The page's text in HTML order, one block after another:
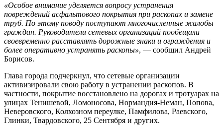
«Особое внимание уделяется вопросу устранения
повреждений асфальтового покрытия при раскопах и замене
труб. По этому поводу поступают многочисленные жалобы
граждан. Руководители сетевых организаций пообещали
своевременно расставлять дорожные знаки и ограждения и
более оперативно устранять раскопы», — сообщил Андрей
Борисов.
Глава города подчеркнул, что сетевые организации
активизировали свою работу в устранении раскопов. В
частности, покрытие восстановлено на дорогах и тротуарах на
улицах Тенишевой, Ломоносова, Нормандия-Неман, Попова,
Неверовского, Колхозном переулке, Памфилова, Раевского,
Глинки, Твардовского, 25 Сентября и других.